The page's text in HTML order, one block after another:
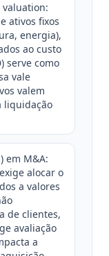
valuation:
ativos fixos
energia),
ao custo
serve como
vale
valem
liquidação
em M&A:
alocar o
a valores
de clientes,
avaliação
a